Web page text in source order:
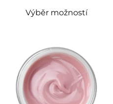
Výběr možností